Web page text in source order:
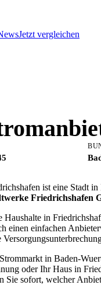
Jetzt vergleichen
ist eine Stadt
Friedrichshafen
Haushalte in
einen einfachen
in Baden-
oder Ihr Haus in
Sie sofort, welcher